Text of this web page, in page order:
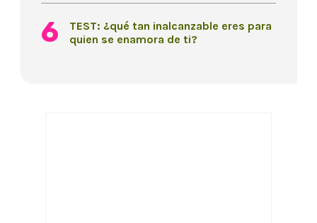
TEST: ¿qué tan inalcanzable eres para
quien se enamora de ti?